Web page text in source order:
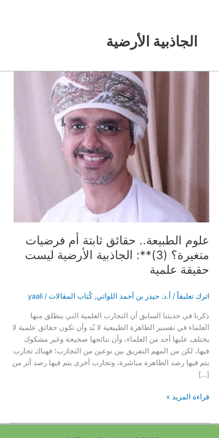
الجاذبية الأرضية
علوم الطبيعة.. حقائق ثابتة أم فرضيات
متغيرة؟ (3)**: الجاذبية الأرضية ليست
حقيقة علمية
اترك تعليقاً / أ.د. ‬حيدر‭ ‬بن‭ ‬أحمد‭ ‬اللواتي ,كُتاب المقالات /
yaali
ذكرنا في حديثنا السابق أن التجارب العلمية التي ينطلق منها
العلماء في تفسير الظاهرة الطبيعية لا بُد وأن تكون حقائق علمية لا
يختلف عليها أحد من العلماء، وأن نتائجها صحيحة وغير مشكوك
فيها، لكن من المهم التفريق بين نوعين من التجارب؛ فهناك تجارب
يتم فيها رصد الظاهرة مباشرة، وتجارب أخرى يتم فيها رصد أثر من
[…]
علوم
قراءة المزيد »